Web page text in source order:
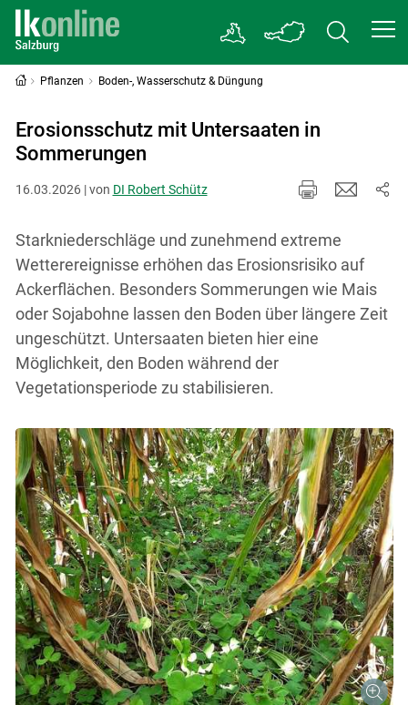
Pflanzen Boden-, Wasserschutz & Düngung
Erosionsschutz mit Untersaaten in
Sommerungen
16.03.2026 | von DI Robert Schütz
Starkniederschläge und zunehmend extreme
Wetterereignisse erhöhen das Erosionsrisiko auf
Ackerflächen. Besonders Sommerungen wie Mais
oder Sojabohne lassen den Boden über längere Zeit
ungeschützt. Untersaaten bieten hier eine
Möglichkeit, den Boden während der
Vegetationsperiode zu stabilisieren.